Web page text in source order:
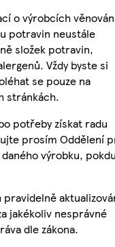
o výrobcích
potravin neustále
složek potravin,
Vždy byste si
se pouze na
stránkách.
potřeby získat radu
prosím Oddělení
výrobku,
jakékoliv nesprávné
dle zákona.